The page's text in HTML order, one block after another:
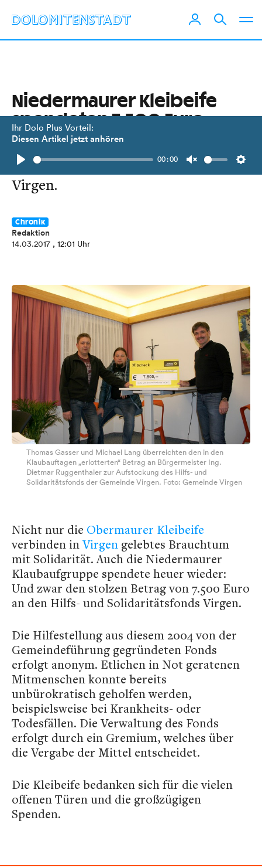
Ihr Dolo Plus Vorteil:
Diesen Artikel jetzt anhören
Play
00:00
Unmute
Niedermaurer Kleibeife
spendeten 7.500 Euro
Die gesammelten Erträge gingen an
den Hilfs- und Solidaritätsfonds
Virgen.
Chronik
Redaktion
14.03.2017 , 12:01 Uhr
Thomas Gasser und Michael Lang überreichten den in den
Klaubauftagen „erlotterten“ Betrag an Bürgermeister Ing.
Dietmar Ruggenthaler zur Aufstockung des Hilfs- und
Solidaritätsfonds der Gemeinde Virgen. Foto: Gemeinde Virgen
Nicht nur die Obermaurer Kleibeife
verbinden inVirgen gelebtes Brauchtum
mit Solidarität. Auch die Niedermaurer
Klaubaufgruppe spendete heuer wieder:
Und zwar den stolzen Betrag von 7.500 Euro
an den Hilfs- und Solidaritätsfonds Virgen.
Die Hilfestellung aus diesem 2004 von der
Gemeindeführung gegründeten Fonds
erfolgt anonym. Etlichen in Not geratenen
Mitmenschen konnte bereits
unbürokratisch geholfen werden,
beispielsweise bei Krankheits- oder
Todesfällen. Die Verwaltung des Fonds
erfolgt durch ein Gremium, welches über
die Vergabe der Mittel entscheidet.
Die Kleibeife bedanken sich für die vielen
offenen Türen und die großzügigen
Spenden.